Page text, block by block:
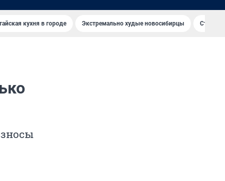
кухня в городе Экстремально худые новосибирцы Старт